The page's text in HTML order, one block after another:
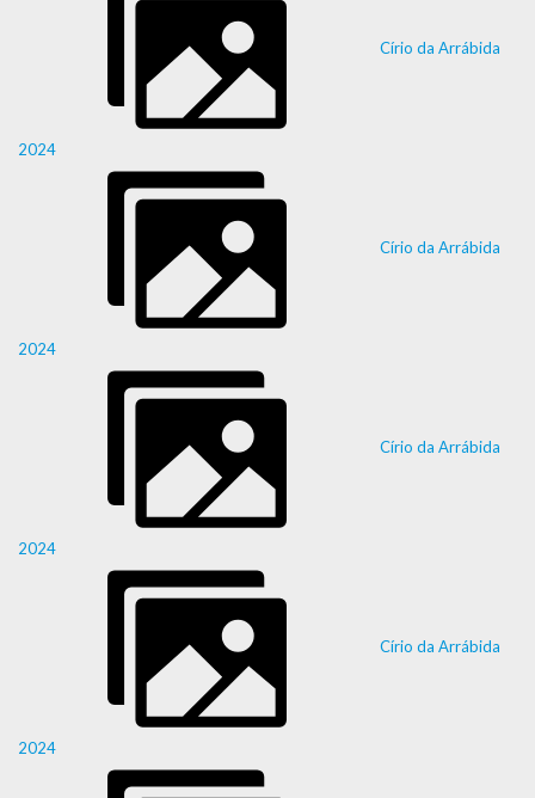
Círio da Arrábida
2024
Círio da Arrábida
2024
Círio da Arrábida
2024
Círio da Arrábida
2024